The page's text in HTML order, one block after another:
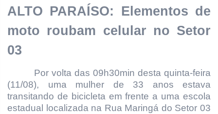
ALTO PARAÍSO: Elementos de
moto roubam celular no Setor
03
Por volta das 09h30min desta quinta-feira
(11/08), uma mulher de 33 anos estava
transitando de bicicleta em frente a uma escola
estadual localizada na Rua Maringá do Setor 03